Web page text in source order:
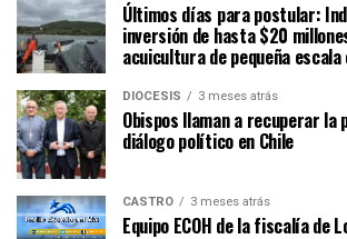
Últimos días para postular:
inversión de hasta $20
acuicultura de pequeña escala
DIÓCESIS 3 meses atrás
Obispos llaman a recuperar la
diálogo político en Chile
CASTRO 3 meses atrás
Equipo ECOH de la fiscalía de